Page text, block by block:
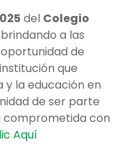
del Colegio
a las
de
que
y la educación en
de ser parte
comprometida con
Aquí